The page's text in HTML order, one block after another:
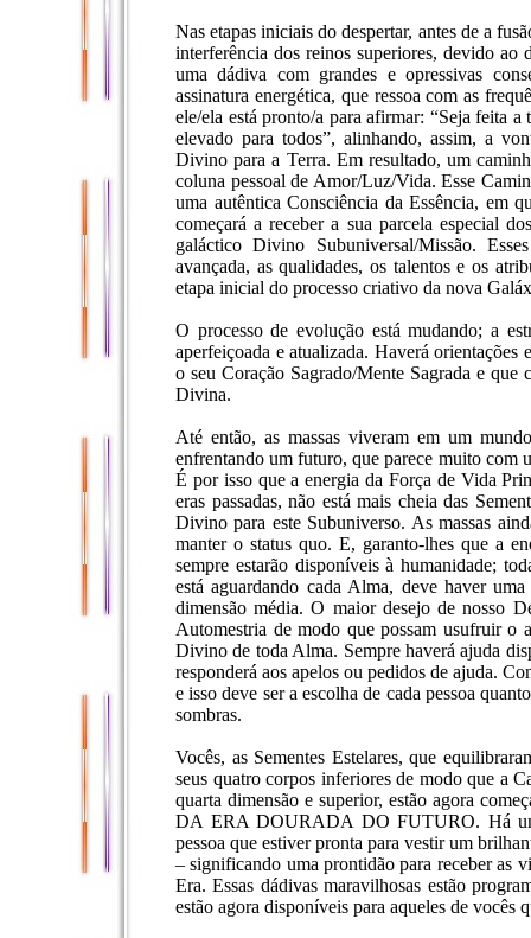
Nas etapas iniciais do despertar, antes de a
interferência dos reinos superiores, devido
uma dádiva com grandes e opressivas
assinatura energética, que ressoa com as
ele/ela está pronto/a para afirmar: “Seja feita
elevado para todos”, alinhando, assim, a
Divino para a Terra. Em resultado, um
coluna pessoal de Amor/Luz/Vida. Esse
uma autêntica Consciência da Essência, em
começará a receber a sua parcela especial
galáctico Divino Subuniversal/Missão.
avançada, as qualidades, os talentos e os
etapa inicial do processo criativo da nova
O processo de evolução está mudando; a
aperfeiçoada e atualizada. Haverá orientações
o seu Coração Sagrado/Mente Sagrada e que
Divina.
Até então, as massas viveram em um
enfrentando um futuro, que parece muito com
É por isso que a energia da Força de Vida
eras passadas, não está mais cheia das
Divino para este Subuniverso. As massas
manter o status quo. E, garanto-lhes que a
sempre estarão disponíveis à humanidade;
está aguardando cada Alma, deve haver
dimensão média. O maior desejo de nosso
Automestria de modo que possam usufruir
Divino de toda Alma. Sempre haverá ajuda
responderá aos apelos ou pedidos de ajuda.
e isso deve ser a escolha de cada pessoa
sombras.
Vocês, as Sementes Estelares, que
seus quatro corpos inferiores de modo que a
quarta dimensão e superior, estão agora
DA ERA DOURADA DO FUTURO. Há
pessoa que estiver pronta para vestir um
– significando uma prontidão para receber as
Era. Essas dádivas maravilhosas estão
estão agora disponíveis para aqueles de